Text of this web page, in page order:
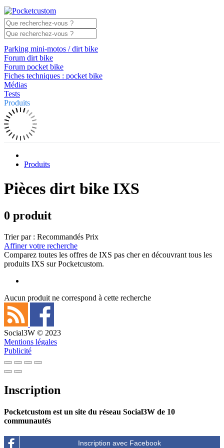
Parking mini-motos / dirt bike
Forum dirt bike
Forum pocket bike
Fiches techniques : pocket bike
Médias
Tests
Produits
Produits
Pièces dirt bike IXS
0 produit
Trier par : Recommandés Prix
Affiner votre recherche
Comparez toutes les offres de IXS pas cher en découvrant tous les
produits IXS sur Pocketcustom.
Aucun produit ne correspond à cette recherche
Social3W © 2023
Mentions légales
Publicité
Inscription
Pocketcustom est un site du réseau Social3W de 10
communautés